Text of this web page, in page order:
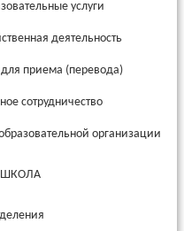
услуги
деятельность
для приема (перевода)
сотрудничество
организации
ШКОЛА